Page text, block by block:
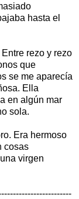
hasta el
rezo y rezo
que
se me aparecía
Ella
en algún mar
sola.
Era hermoso
cosas
virgen